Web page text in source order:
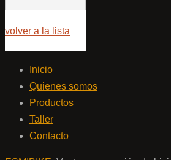
volver a la lista
Inicio
Quienes somos
Productos
Taller
Contacto